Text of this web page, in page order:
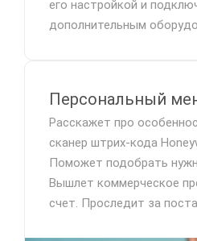
его настройкой и
дополнительным
Персональный
Расскажет про
сканер штрих-кода
Поможет подобрать
Вышлет коммерческое
счет. Проследит за